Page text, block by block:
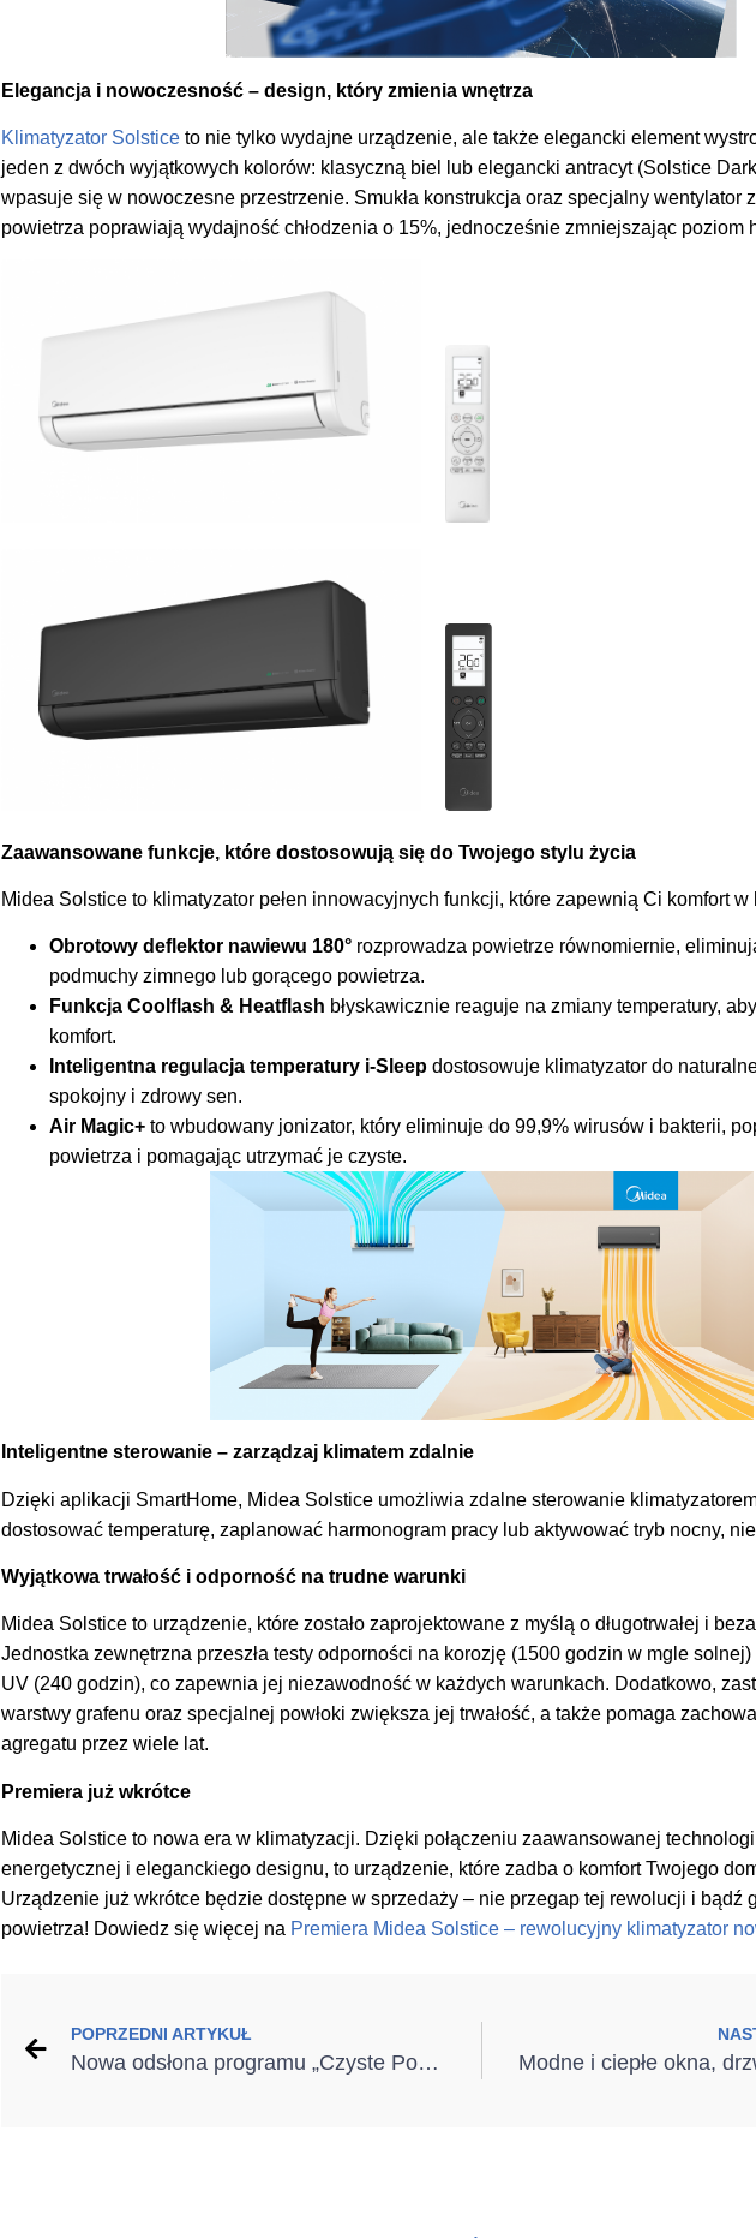
Elegancja i nowoczesność – design, który zmienia wnętrza
Klimatyzator Solstice to nie tylko wydajne urządzenie, ale także elegancki element
jeden z dwóch wyjątkowych kolorów: klasyczną biel lub elegancki antracyt (Solstice
wpasuje się w nowoczesne przestrzenie. Smukła konstrukcja oraz specjalny wentylator
powietrza poprawiają wydajność chłodzenia o 15%, jednocześnie zmniejszając poziom
Zaawansowane funkcje, które dostosowują się do Twojego stylu życia
Midea Solstice to klimatyzator pełen innowacyjnych funkcji, które zapewnią Ci komfort w
Obrotowy deflektor nawiewu 180° rozprowadza powietrze równomiernie,
podmuchy zimnego lub gorącego powietrza.
Funkcja Coolflash & Heatflash błyskawicznie reaguje na zmiany temperatury,
komfort.
Inteligentna regulacja temperatury i-Sleep dostosowuje klimatyzator do
spokojny i zdrowy sen.
Air Magic+ to wbudowany jonizator, który eliminuje do 99,9% wirusów i bakterii,
powietrza i pomagając utrzymać je czyste.
Inteligentne sterowanie – zarządzaj klimatem zdalnie
Dzięki aplikacji SmartHome, Midea Solstice umożliwia zdalne sterowanie
dostosować temperaturę, zaplanować harmonogram pracy lub aktywować tryb nocny,
Wyjątkowa trwałość i odporność na trudne warunki
Midea Solstice to urządzenie, które zostało zaprojektowane z myślą o długotrwałej i
Jednostka zewnętrzna przeszła testy odporności na korozję (1500 godzin w mgle
UV (240 godzin), co zapewnia jej niezawodność w każdych warunkach. Dodatkowo,
warstwy grafenu oraz specjalnej powłoki zwiększa jej trwałość, a także pomaga
agregatu przez wiele lat.
Premiera już wkrótce
Midea Solstice to nowa era w klimatyzacji. Dzięki połączeniu zaawansowanej
energetycznej i eleganckiego designu, to urządzenie, które zadba o komfort Twojego
Urządzenie już wkrótce będzie dostępne w sprzedaży – nie przegap tej rewolucji i bądź
powietrza! Dowiedz się więcej na Premiera Midea Solstice – rewolucyjny klimatyzator
POPRZEDNI ARTYKUŁ
Nowa odsłona programu „Czyste Powietrze”